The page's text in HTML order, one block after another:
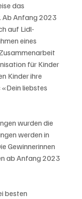
das
Ab Anfang 2023
auf Lidl-
eines
für Kinder
Kinder ihre
liebstes
wurden die
werden in
Gewinnerinnen
ab Anfang 2023
besten